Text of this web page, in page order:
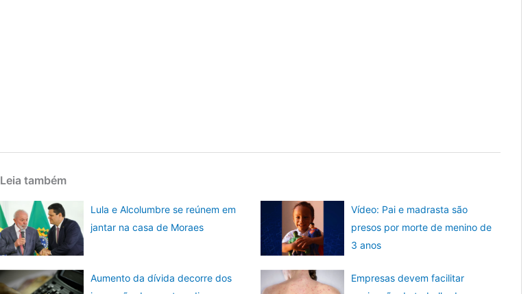
Leia também
Lula e Alcolumbre se reúnem em
jantar na casa de Moraes
Vídeo: Pai e madrasta são
presos por morte de menino de
3 anos
Aumento da dívida decorre dos
Empresas devem facilitar